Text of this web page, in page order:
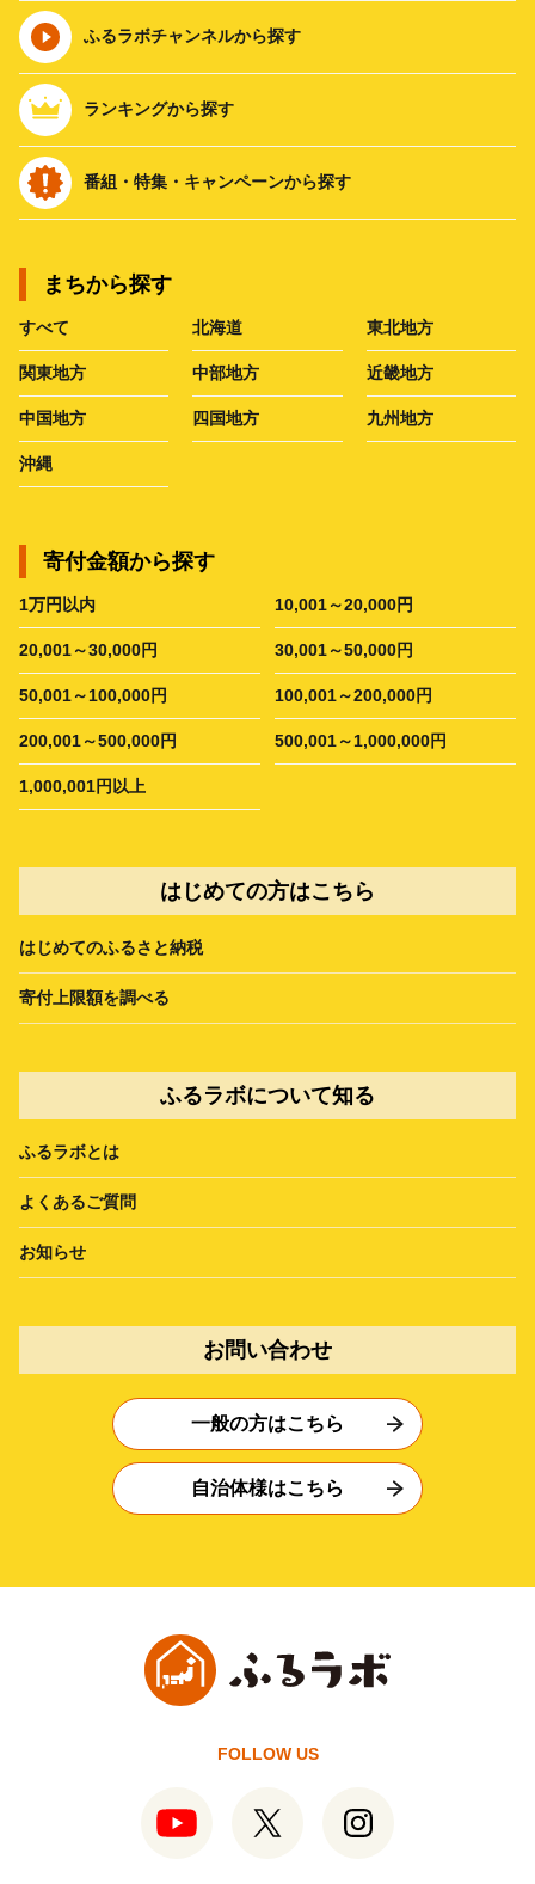
ふるラボチャンネルから探す
ランキングから探す
番組・特集・キャンペーンから探す
まちから探す
すべて 北海道 東北地方
関東地方 中部地方 近畿地方
中国地方 四国地方 九州地方
沖縄
寄付金額から探す
1万円以内 10,001～20,000円
20,001～30,000円 30,001～50,000円
50,001～100,000円 100,001～200,000円
200,001～500,000円 500,001～1,000,000円
1,000,001円以上
はじめての方はこちら
はじめてのふるさと納税
寄付上限額を調べる
ふるラボについて知る
ふるラボとは
よくあるご質問
お知らせ
お問い合わせ
一般の方はこちら
自治体様はこちら
FOLLOW US